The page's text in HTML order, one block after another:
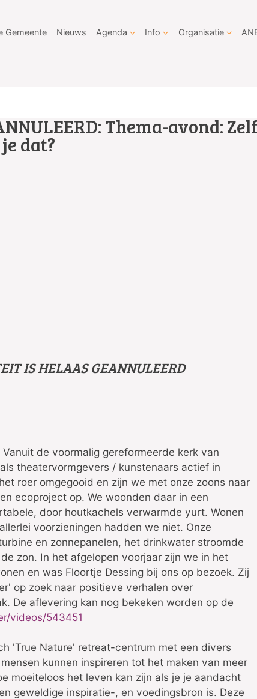
Gemeente Nieuws Agenda Info Organisatie
Thema-avond:
dat?
IS HELAAS GEANNULEERD
de voormalig gereformeerde kerk van
theatervormgevers / kunstenaars actief in
roer omgegooid en zijn we met onze zoons naar
ecoproject op. We woonden daar in een
door houtkachels verwarmde yurt. Wonen
voorzieningen hadden we niet. Onze
en zonnepanelen, het drinkwater stroomde
zon. In het afgelopen voorjaar zijn we in het
en was Floortje Dessing bij ons op bezoek. Zij
op zoek naar positieve verhalen over
De aflevering kan nog bekeken worden op de
videos/543451
'True Nature' retreat-centrum met een divers
kunnen inspireren tot het maken van meer
moeiteloos het leven kan zijn als je je aandacht
geweldige inspiratie-, en voedingsbron is. Deze